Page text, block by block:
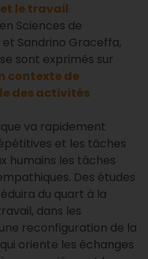
le travail
Sciences de
Sandrino Graceffa,
sont exprimés sur
contexte de
des activités
va rapidement
et les tâches
humains les tâches
Des études
du quart à la
dans les
reconfiguration de la
oriente les échanges